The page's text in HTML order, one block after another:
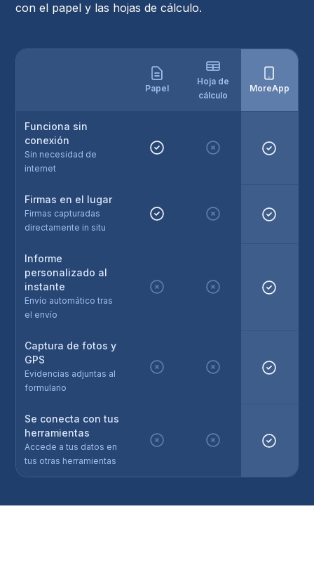
con el papel y las hojas de cálculo.
Papel
Hoja de
cálculo
MoreApp
Funciona sin
conexión
Sin necesidad de
internet
Firmas en el lugar
Firmas capturadas
directamente in situ
Informe
personalizado al
instante
Envío automático tras
el envío
Captura de fotos y
GPS
Evidencias adjuntas al
formulario
Se conecta con tus
herramientas
Accede a tus datos en
tus otras herramientas